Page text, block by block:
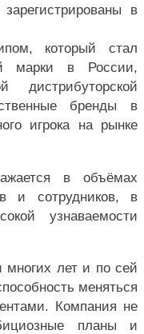
в
который стал
марки в России,
дистрибуторской
бренды в
игрока на рынке
в объёмах
и сотрудников, в
узнаваемости
лет и по сей
меняться
Компания не
планы и